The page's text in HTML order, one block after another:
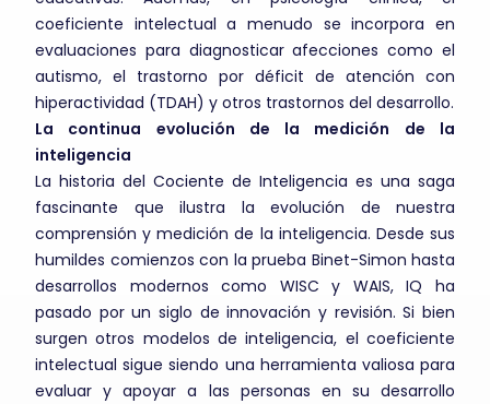
coeficiente intelectual a menudo se incorpora en
evaluaciones para diagnosticar afecciones como el
autismo, el trastorno por déficit de atención con
hiperactividad (TDAH) y otros trastornos del desarrollo.
La continua evolución de la medición de la
inteligencia
La historia del Cociente de Inteligencia es una saga
fascinante que ilustra la evolución de nuestra
comprensión y medición de la inteligencia. Desde sus
humildes comienzos con la prueba Binet-Simon hasta
desarrollos modernos como WISC y WAIS, IQ ha
pasado por un siglo de innovación y revisión. Si bien
surgen otros modelos de inteligencia, el coeficiente
intelectual sigue siendo una herramienta valiosa para
evaluar y apoyar a las personas en su desarrollo